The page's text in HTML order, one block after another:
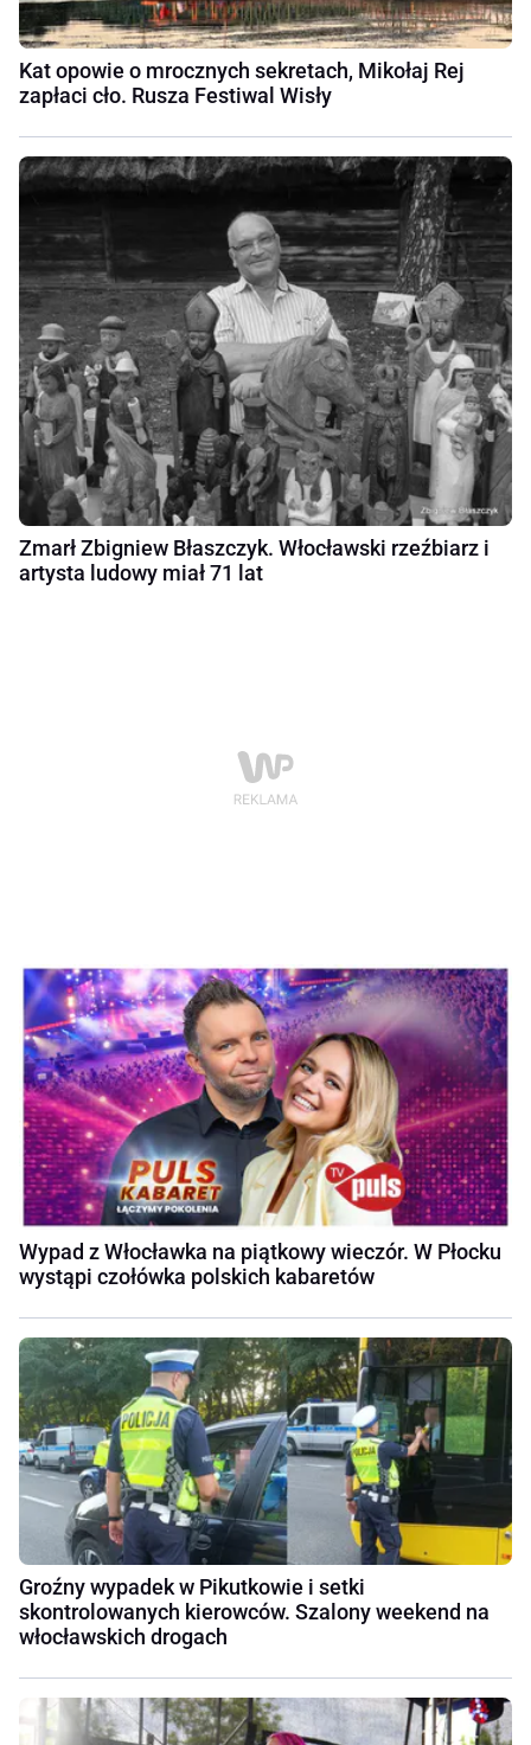
Kat opowie o mrocznych sekretach, Mikołaj Rej
zapłaci cło. Rusza Festiwal Wisły
Zmarł Zbigniew Błaszczyk. Włocławski rzeźbiarz i
artysta ludowy miał 71 lat
Wypad z Włocławka na piątkowy wieczór. W Płocku
wystąpi czołówka polskich kabaretów
Groźny wypadek w Pikutkowie i setki
skontrolowanych kierowców. Szalony weekend na
włocławskich drogach